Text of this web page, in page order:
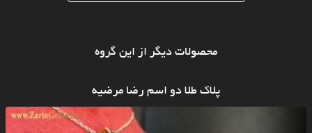
محصولات دیگر از این گروه
پلاک طلا دو اسم رضا مرضیه